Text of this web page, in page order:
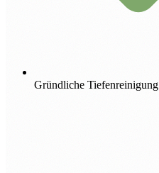
Gründliche Tiefenreinigung